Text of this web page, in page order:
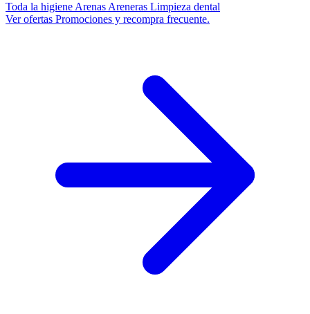
Toda la higiene Arenas Areneras Limpieza dental
Ver ofertas Promociones y recompra frecuente.